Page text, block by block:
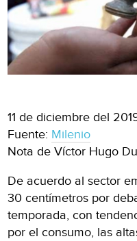
11 de diciembre del
Fuente: Milenio
Nota de Víctor Hugo
De acuerdo al sector
30 centímetros por
temporada, con
por el consumo, las